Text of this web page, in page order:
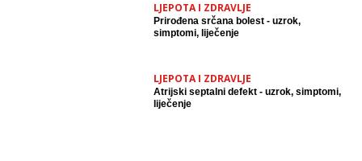
LJEPOTA I ZDRAVLJE
Prirođena srčana bolest - uzrok,
simptomi, liječenje
LJEPOTA I ZDRAVLJE
Atrijski septalni defekt - uzrok, simptomi,
liječenje